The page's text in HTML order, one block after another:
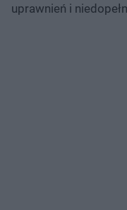
uprawnień i